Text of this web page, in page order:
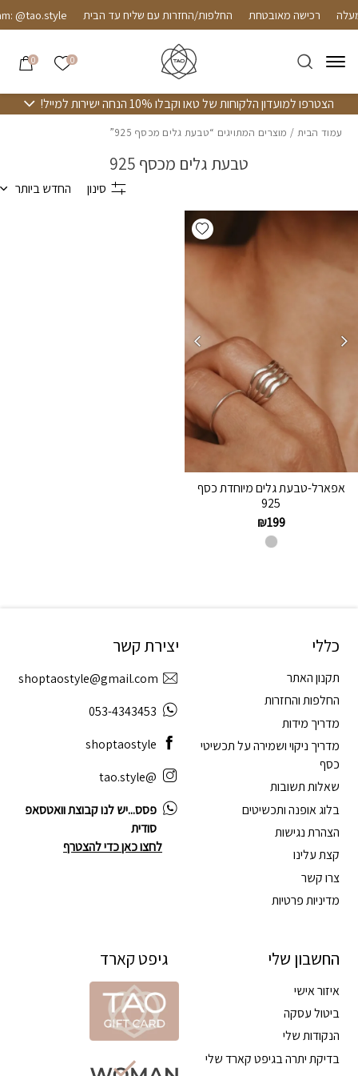
Skip to Contentרכישה מאובטחת החלפות/החזרות עם שליח עד הבית @tao.style
0 הרשימה
0
הצטרפו למועדון הלקוחות של טאו וקבלו 10% הנחה ישירות למייל!
עמוד הבית / מוצרים המתויגים “טבעת גלים מכסף 925”
טבעת גלים מכסף 925
סינון החדש ביותר
Add wishlist
אפארל-טבעת גלים מיוחדת כסף
925
₪199
כללי
תקנון האתר
החלפות והחזרות
מדריך מידות
מדריך ניקוי ושמירה על תכשיטי
כסף
שאלות תשובות
בלוג אופנה ותכשיטים
הצהרת נגישות
קצת עלינו
צרו קשר
מדיניות פרטיות
החשבון שלי
איזור אישי
ביטול עסקה
הנקודות שלי
בדיקת יתרה בגיפט קארד שלי
יצירת קשר
shoptaostyle@gmail.com
053-4343453
shoptaostyle
@tao.style
פסס...יש לנו קבוצת וואטסאפ
סודית
לחצו כאן כדי להצטרף
גיפט קארד
בחזרה למעלה